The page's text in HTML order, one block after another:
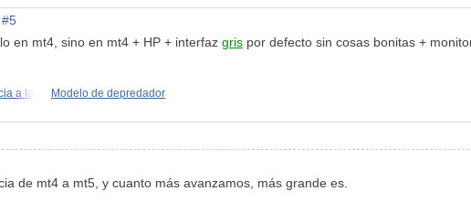
#5
en mt4, sino en mt4 + HP + interfaz gris por defecto sin cosas bonitas +
a la Modelo de depredador
de mt4 a mt5, y cuanto más avanzamos, más grande es.